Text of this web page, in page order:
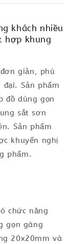
khách nhiều
hợp khung
giản, phù
Sản phẩm
đồ dùng gọn
sắt sơn
Sản phẩm
khuyến nghị
phẩm.
chức năng
gọn gàng
20x20mm và